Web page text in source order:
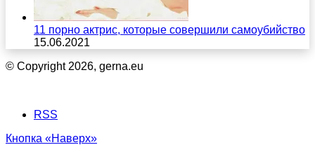
11 порно актрис, которые совершили самоубийство
15.06.2021
© Copyright 2026, gerna.eu
RSS
Кнопка «Наверх»